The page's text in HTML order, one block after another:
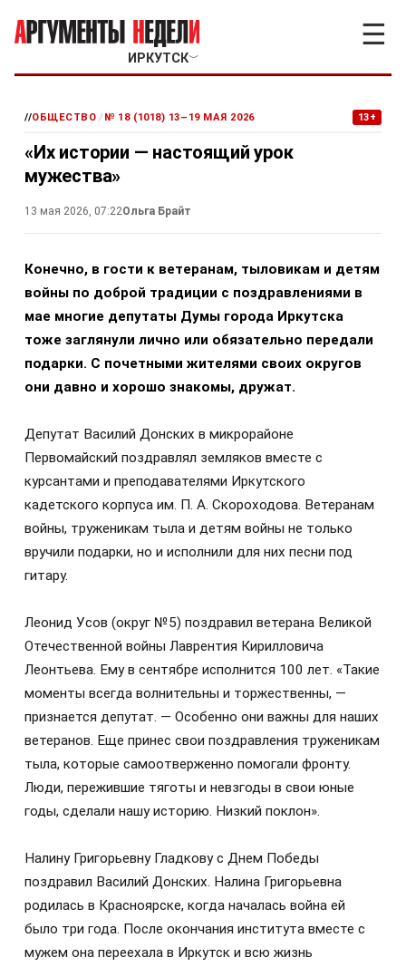
ИРКУТСК﹀
☰
//ОБЩЕСТВО / № 18 (1018) 13–19 МАЯ 2026 13+
«Их истории — настоящий урок
мужества»
13 мая 2026, 07:22Ольга Брайт
Конечно, в гости к ветеранам, тыловикам и детям
войны по доброй традиции с поздравлениями в
мае многие депутаты Думы города Иркутска
тоже заглянули лично или обязательно передали
подарки. С почетными жителями своих округов
они давно и хорошо знакомы, дружат.
Депутат Василий Донских в микрорайоне
Первомайский поздравлял земляков вместе с
курсантами и преподавателями Иркутского
кадетского корпуса им. П. А. Скороходова. Ветеранам
войны, труженикам тыла и детям войны не только
вручили подарки, но и исполнили для них песни под
гитару.
Леонид Усов (округ №5) поздравил ветерана Великой
Отечественной войны Лаврентия Кирилловича
Леонтьева. Ему в сентябре исполнится 100 лет. «Такие
моменты всегда волнительны и торжественны, —
признается депутат. — Особенно они важны для наших
ветеранов. Еще принес свои поздравления труженикам
тыла, которые самоотверженно помогали фронту.
Люди, пережившие тяготы и невзгоды в свои юные
годы, сделали нашу историю. Низкий поклон».
Налину Григорьевну Гладкову с Днем Победы
поздравил Василий Донских. Налина Григорьевна
родилась в Красноярске, когда началась война ей
было три года. После окончания института вместе с
мужем она переехала в Иркутск и всю жизнь